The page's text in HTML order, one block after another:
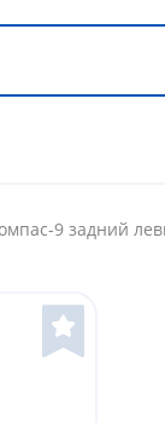
9 задний